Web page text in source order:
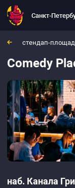
Comedy Place
Санкт-
наб. Канала
Санкт-
стендап-
Comedy
наб. Канала